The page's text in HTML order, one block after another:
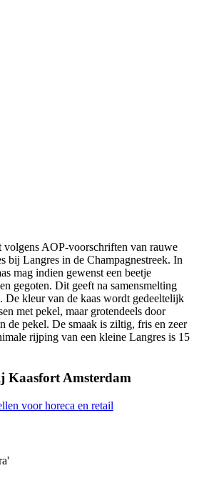
volgens AOP-voorschriften van rauwe
bij Langres in de Champagnestreek. In
mag indien gewenst een beetje
gegoten. Dit geeft na samensmelting
De kleur van de kaas wordt gedeeltelijk
met pekel, maar grotendeels door
de pekel. De smaak is ziltig, fris en zeer
rijping van een kleine Langres is 15
Kaasfort Amsterdam
voor horeca en retail